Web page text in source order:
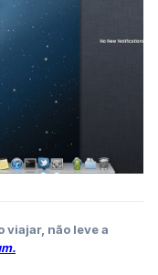
viajar, não leve a